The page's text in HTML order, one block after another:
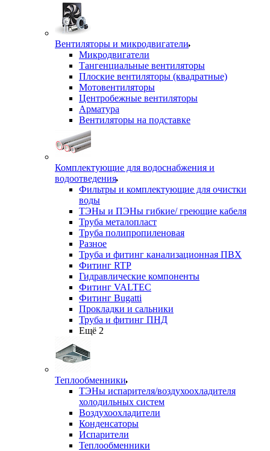
Вентиляторы и микродвигатели
Микродвигатели
Тангенциальные вентиляторы
Плоские вентиляторы (квадратные)
Мотовентиляторы
Центробежные вентиляторы
Арматура
Вентиляторы на подставке
Комплектующие для водоснабжения и
водоотведения
Фильтры и комплектующие для очистки
воды
ТЭНы и ПЭНы гибкие/ греющие кабеля
Труба металопласт
Труба полипропиленовая
Разное
Труба и фитинг канализационная ПВХ
Фитинг RTP
Гидравлические компоненты
Фитинг VALTEC
Фитинг Bugatti
Прокладки и сальники
Труба и фитинг ПНД
Ещё 2
Теплообменники
ТЭНы испарителя/воздухоохладителя
холодильных систем
Воздухоохладители
Конденсаторы
Испарители
Теплообменники